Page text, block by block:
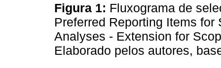
Figura 1: Fluxograma de
Preferred Reporting Items
Analyses - Extension for
Elaborado pelos autores,